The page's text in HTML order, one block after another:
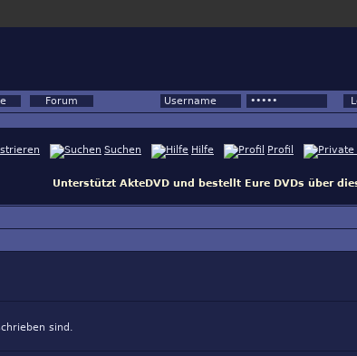
Forum
Suchen Hilfe Profil
Unterstützt AkteDVD und bestellt Eure DVDs über
sind.